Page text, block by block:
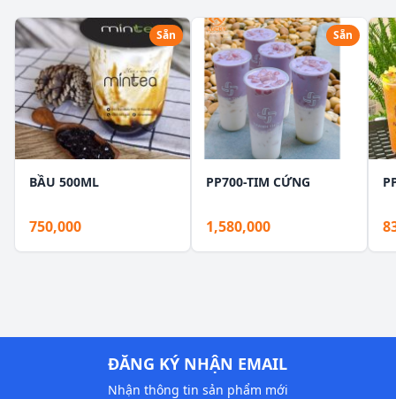
Sẵn
BẦU 500ML
750,000
Sẵn
PP700-TIM CỨNG
1,580,000
ĐĂNG KÝ NHẬN EMAIL
Nhận thông tin sản phẩm mới